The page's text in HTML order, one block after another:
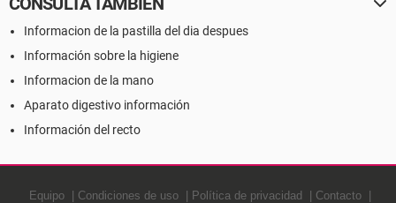
Informacion de la pastilla del dia despues
Información sobre la higiene
Informacion de la mano
Aparato digestivo información
Información del recto
Equipo Condiciones de uso Política de privacidad
Contacto